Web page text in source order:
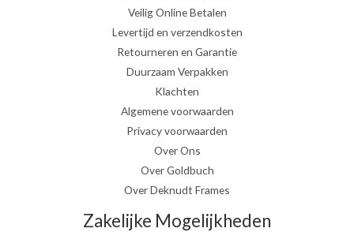
Veilig Online Betalen
Levertijd en verzendkosten
Retourneren en Garantie
Duurzaam Verpakken
Klachten
Algemene voorwaarden
Privacy voorwaarden
Over Ons
Over Goldbuch
Over Deknudt Frames
Zakelijke Mogelijkheden